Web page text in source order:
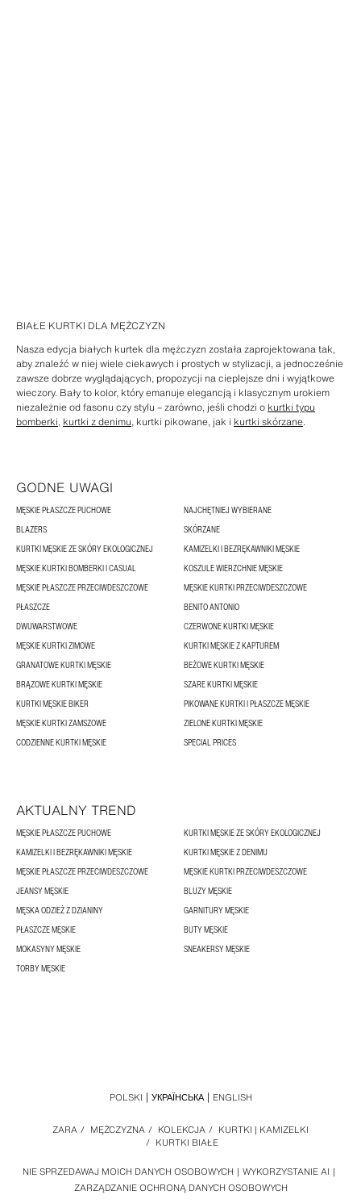
BIAŁE KURTKI DLA MĘŻCZYZN
Nasza edycja białych kurtek dla mężczyzn została zaprojektowana tak,
aby znaleźć w niej wiele ciekawych i prostych w stylizacji, a jednocześnie
zawsze dobrze wyglądających, propozycji na cieplejsze dni i wyjątkowe
wieczory. Bały to kolor, który emanuje elegancją i klasycznym urokiem
niezależnie od fasonu czy stylu – zarówno, jeśli chodzi o kurtki typu
bomberki, kurtki z denimu, kurtki pikowane, jak i kurtki skórzane.
GODNE UWAGI
MĘSKIE PŁASZCZE PUCHOWE
NAJCHĘTNIEJ WYBIERANE
BLAZERS
SKÓRZANE
KURTKI MĘSKIE ZE SKÓRY EKOLOGICZNEJ
KAMIZELKI I BEZRĘKAWNIKI MĘSKIE
MĘSKIE KURTKI BOMBERKI I CASUAL
KOSZULE WIERZCHNIE MĘSKIE
MĘSKIE PŁASZCZE PRZECIWDESZCZOWE
MĘSKIE KURTKI PRZECIWDESZCZOWE
PŁASZCZE
BENITO ANTONIO
DWUWARSTWOWE
CZERWONE KURTKI MĘSKIE
MĘSKIE KURTKI ZIMOWE
KURTKI MĘSKIE Z KAPTUREM
GRANATOWE KURTKI MĘSKIE
BEŻOWE KURTKI MĘSKIE
BRĄZOWE KURTKI MĘSKIE
SZARE KURTKI MĘSKIE
KURTKI MĘSKIE BIKER
PIKOWANE KURTKI I PŁASZCZE MĘSKIE
MĘSKIE KURTKI ZAMSZOWE
ZIELONE KURTKI MĘSKIE
CODZIENNE KURTKI MĘSKIE
SPECIAL PRICES
AKTUALNY TREND
MĘSKIE PŁASZCZE PUCHOWE
KURTKI MĘSKIE ZE SKÓRY EKOLOGICZNEJ
KAMIZELKI I BEZRĘKAWNIKI MĘSKIE
KURTKI MĘSKIE Z DENIMU
MĘSKIE PŁASZCZE PRZECIWDESZCZOWE
MĘSKIE KURTKI PRZECIWDESZCZOWE
JEANSY MĘSKIE
BLUZY MĘSKIE
MĘSKA ODZIEŻ Z DZIANINY
GARNITURY MĘSKIE
PŁASZCZE MĘSKIE
BUTY MĘSKIE
MOKASYNY MĘSKIE
SNEAKERSY MĘSKIE
TORBY MĘSKIE
NIE SPRZEDAWAJ MOICH DANYCH OSOBOWYCH
WYKORZYSTANIE AI
ZARZĄDZANIE OCHRONĄ DANYCH OSOBOWYCH
ZARA / MĘŻCZYZNA / KOLEKCJA / KURTKI | KAMIZELKI
/ KURTKI BIAŁE
POLSKI УКРАЇНСЬКА ENGLISH